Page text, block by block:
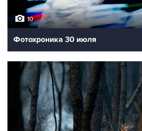
10
Фотохроника 30 июля